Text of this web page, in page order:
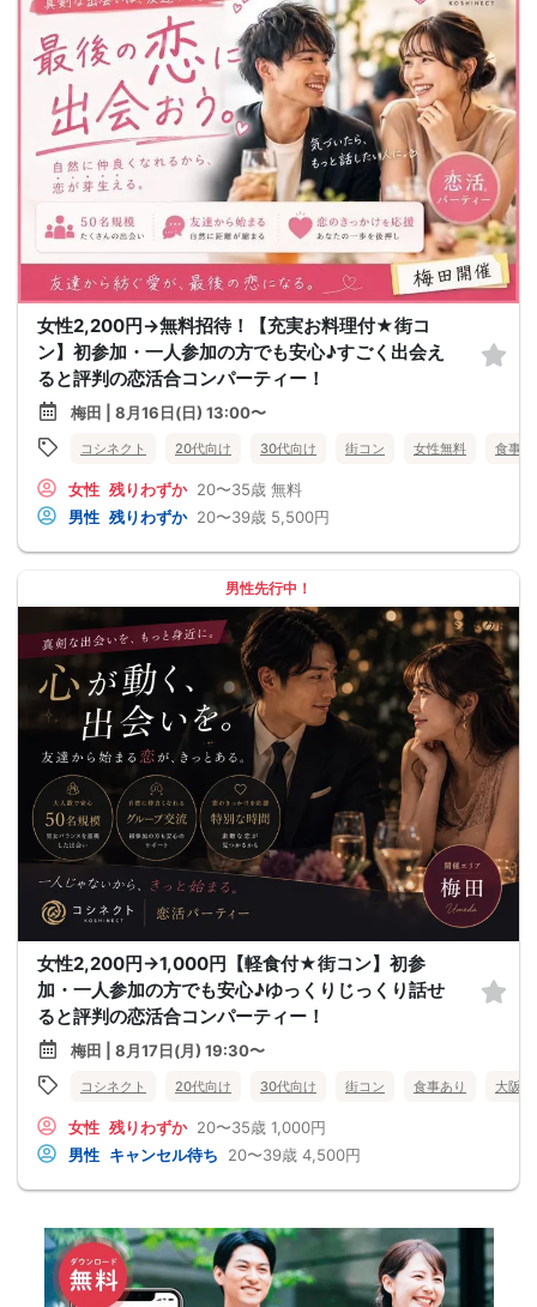
女性2,200円→無料招待！【充実お料理付★街コ
ン】初参加・一人参加の方でも安心♪すごく出会え
ると評判の恋活合コンパーティー！
梅田 | 8月16日(日) 13:00〜
コシネクト 20代向け 30代向け 街コン 女性無料 食事
女性 残りわずか 20〜35歳 無料
男性 残りわずか 20〜39歳 5,500円
男性先行中！
女性2,200円→1,000円【軽食付★街コン】初参
加・一人参加の方でも安心♪ゆっくりじっくり話せ
ると評判の恋活合コンパーティー！
梅田 | 8月17日(月) 19:30〜
コシネクト 20代向け 30代向け 街コン 食事あり 大阪府
女性 残りわずか 20〜35歳 1,000円
男性 キャンセル待ち 20〜39歳 4,500円